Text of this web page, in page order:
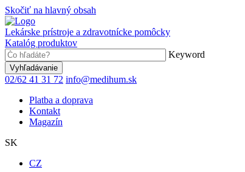
Skočiť na hlavný obsah
Lekárske prístroje a zdravotnícke pomôcky
Katalóg produktov
Keyword
02/62 41 31 72 info@medihum.sk
Platba a doprava
Kontakt
Magazín
SK
CZ